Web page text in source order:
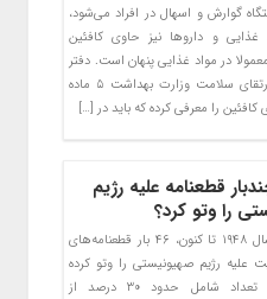
گوارش و اسهال در افراد می‌شود،
غذایی و داروها نیز حاوی کافئین
در مواد غذایی پنهان است. دفتر
آموزش و ارتقای سلامت وزارت بهداشت ۵ ماده
را معرفی کرده که باید در […]
قطعنامه علیه رژیم
را وتو کرد؟
آمریکا از سال ۱۹۴۸ تا کنون، ۴۶ بار قطعنامه‌های
علیه رژیم صهیونیستی را وتو کرده
است؛ این تعداد شامل حدود ۳۰ درصد از